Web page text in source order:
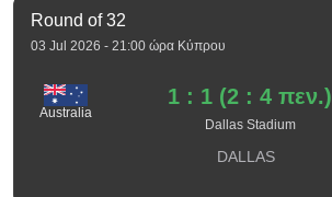
Round of 32
03 Jul 2026 - 21:00 ώρα Κύπρου
Australia
1 : 1 (2 : 4 πεν.)
Dallas Stadium
DALLAS